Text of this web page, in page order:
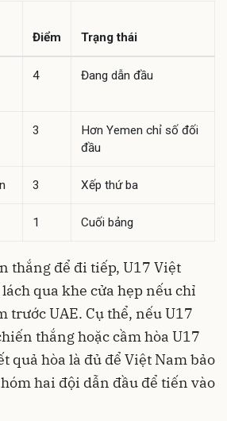
Điểm Trạng thái
4 Đang dẫn đầu
3
Hơn Yemen chỉ số đối
đầu
3 Xếp thứ ba
1 Cuối bảng
thắng để đi tiếp, U17 Việt
qua khe cửa hẹp nếu chỉ
trước UAE. Cụ thể, nếu U17
thắng hoặc cầm hòa U17
quả hòa là đủ để Việt Nam bảo
hai đội dẫn đầu để tiến vào